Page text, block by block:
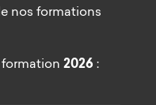
nos formations
formation 2026 :